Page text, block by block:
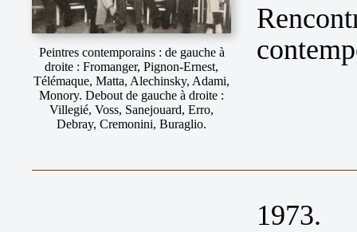
Peintres contemporains : de gauche à
droite : Fromanger, Pignon-Ernest,
Télémaque, Matta, Alechinsky, Adami,
Monory. Debout de gauche à droite :
Villegié, Voss, Sanejouard, Erro,
Debray, Cremonini, Buraglio.
1973.